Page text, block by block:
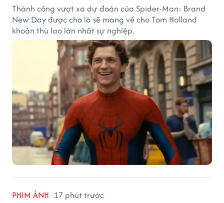
Thành công vượt xa dự đoán của Spider-Man: Brand
New Day được cho là sẽ mang về cho Tom Holland
khoản thù lao lớn nhất sự nghiệp.
PHIM ẢNH 17 phút trước